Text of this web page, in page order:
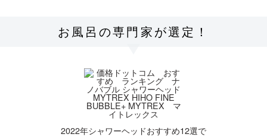
お風呂の専門家が選定！
2022年シャワーヘッドおすすめ12選で